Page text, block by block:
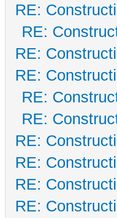
RE:
RE:
RE:
RE:
RE:
RE:
RE:
RE:
RE:
RE: